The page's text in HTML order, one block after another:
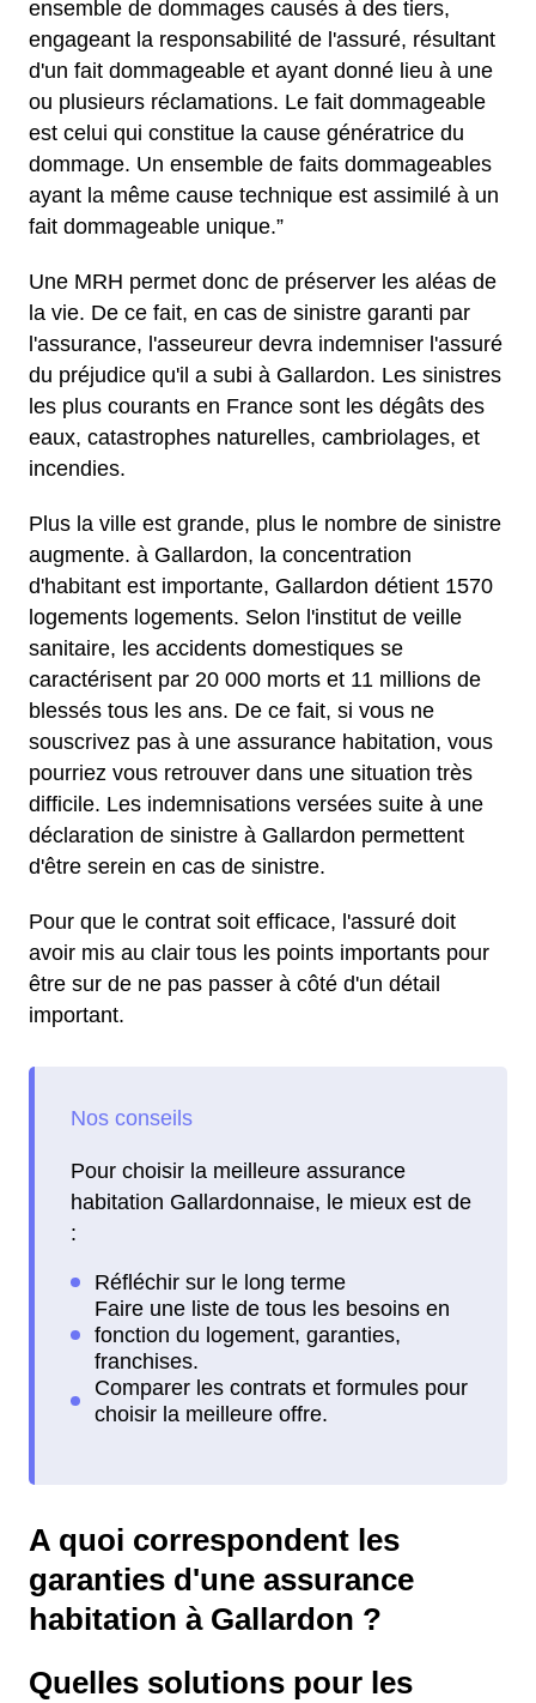
ensemble de dommages causés à des tiers,
engageant la responsabilité de l'assuré, résultant
d'un fait dommageable et ayant donné lieu à une
ou plusieurs réclamations. Le fait dommageable
est celui qui constitue la cause génératrice du
dommage. Un ensemble de faits dommageables
ayant la même cause technique est assimilé à un
fait dommageable unique.”
Une MRH permet donc de préserver les aléas de
la vie. De ce fait, en cas de sinistre garanti par
l'assurance, l'asseureur devra indemniser l'assuré
du préjudice qu'il a subi à Gallardon. Les sinistres
les plus courants en France sont les dégâts des
eaux, catastrophes naturelles, cambriolages, et
incendies.
Plus la ville est grande, plus le nombre de sinistre
augmente. à Gallardon, la concentration
d'habitant est importante, Gallardon détient 1570
logements logements. Selon l'institut de veille
sanitaire, les accidents domestiques se
caractérisent par 20 000 morts et 11 millions de
blessés tous les ans. De ce fait, si vous ne
souscrivez pas à une assurance habitation, vous
pourriez vous retrouver dans une situation très
difficile. Les indemnisations versées suite à une
déclaration de sinistre à Gallardon permettent
d'être serein en cas de sinistre.
Pour que le contrat soit efficace, l'assuré doit
avoir mis au clair tous les points importants pour
être sur de ne pas passer à côté d'un détail
important.
Pour choisir la meilleure assurance
habitation Gallardonnaise, le mieux est de
:
A quoi correspondent les
garanties d'une assurance
habitation à Gallardon ?
Quelles solutions pour les